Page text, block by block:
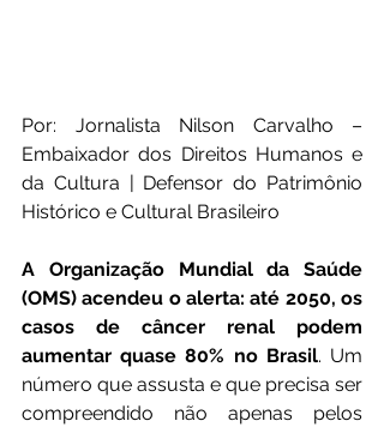
Por: Jornalista Nilson Carvalho –
Embaixador dos Direitos Humanos e
da Cultura | Defensor do Patrimônio
Histórico e Cultural Brasileiro
A Organização Mundial da Saúde
(OMS) acendeu o alerta: até 2050, os
casos de câncer renal podem
aumentar quase 80% no Brasil. Um
número que assusta e que precisa ser
compreendido não apenas pelos